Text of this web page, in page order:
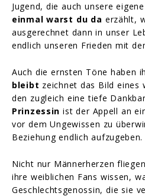
Jugend, die auch unsere
einmal warst du da erzählt,
ausgerechnet dann in unser
endlich unseren Frieden mit
Auch die ernsten Töne haben
bleibt zeichnet das Bild eines
den zugleich eine tiefe
Prinzessin ist der Appell an
vor dem Ungewissen zu
Beziehung endlich aufzugeben.
Nicht nur Männerherzen
ihre weiblichen Fans wissen,
Geschlechtsgenossin, die sie